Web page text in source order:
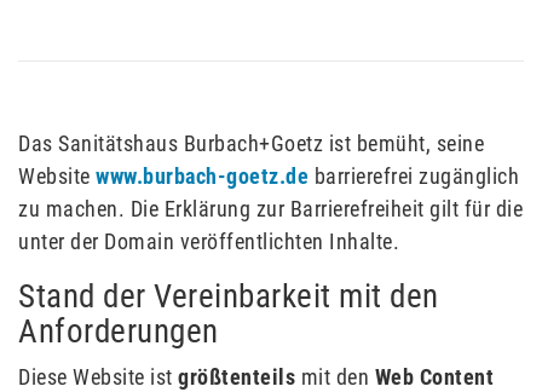
Das Sanitätshaus Burbach+Goetz ist bemüht, seine
Website www.burbach-goetz.de barrierefrei zugänglich
zu machen. Die Erklärung zur Barrierefreiheit gilt für die
unter der Domain veröffentlichten Inhalte.
Stand der Vereinbarkeit mit den
Anforderungen
Diese Website ist größtenteils mit den Web Content